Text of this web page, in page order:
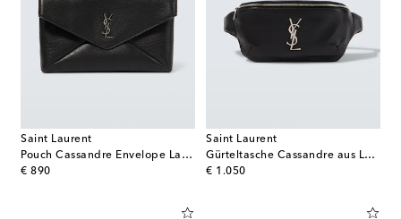
Saint Laurent
Pouch Cassandre Envelope Large aus Leder
€ 890
original price
Saint Laurent
Gürteltasche Cassandre aus Leder
€ 1.050
original price